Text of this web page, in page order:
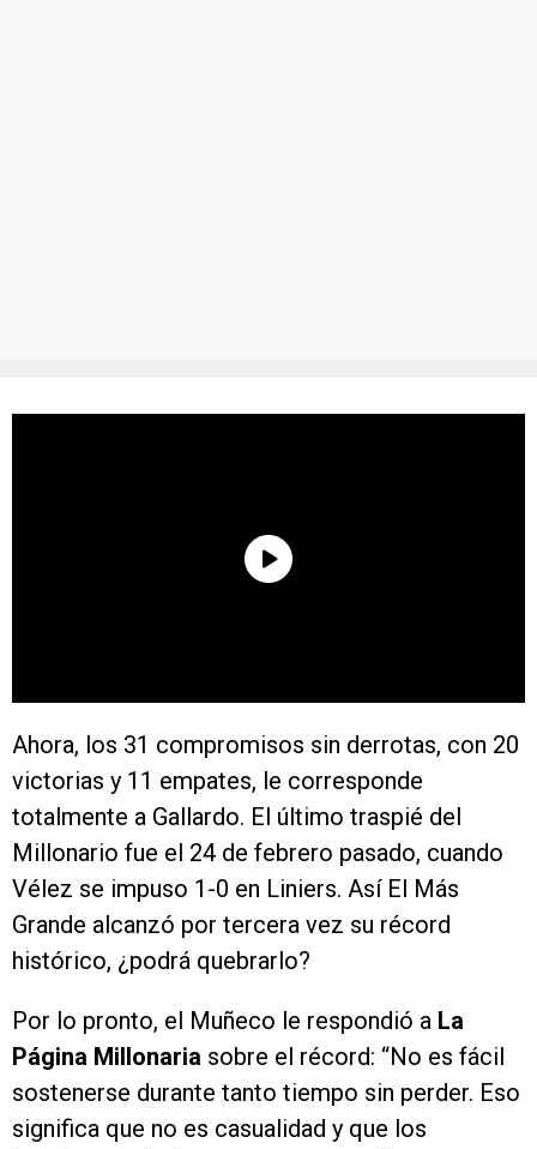
Ahora, los 31 compromisos sin derrotas, con 20
victorias y 11 empates, le corresponde
totalmente a Gallardo. El último traspié del
Millonario fue el 24 de febrero pasado, cuando
Vélez se impuso 1-0 en Liniers. Así El Más
Grande alcanzó por tercera vez su récord
histórico, ¿podrá quebrarlo?
Por lo pronto, el Muñeco le respondió a La
Página Millonaria sobre el récord: “No es fácil
sostenerse durante tanto tiempo sin perder. Eso
significa que no es casualidad y que los